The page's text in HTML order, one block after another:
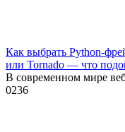
Как выбрать Python-
или Tornado — что
В современном мире
0236